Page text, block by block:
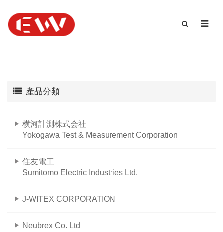
產品分類
横河計測株式会社
Yokogawa Test & Measurement Corporation
住友電工
Sumitomo Electric Industries Ltd.
J-WITEX CORPORATION
Neubrex Co. Ltd